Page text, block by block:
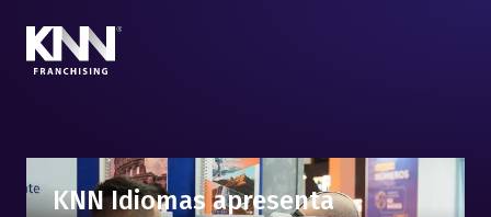
KNN Idiomas apresenta